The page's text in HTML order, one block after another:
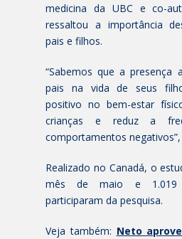
medicina da UBC e co-
ressaltou a importância
pais e filhos.
“Sabemos que a presença
pais na vida de seus
positivo no bem-estar
crianças e reduz a
comportamentos
Realizado no Canadá, o
mês de maio e 1.019
participaram da pesquisa.
Veja também: Neto